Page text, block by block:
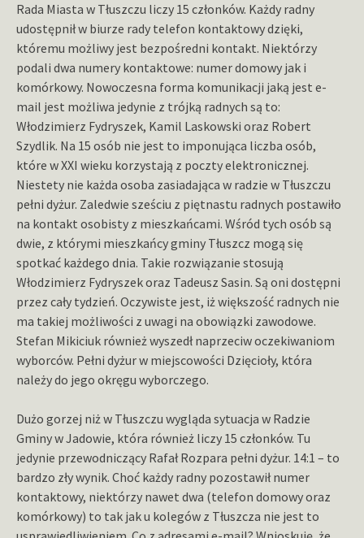
Rada Miasta w Tłuszczu liczy 15 członków. Każdy radny
udostępnił w biurze rady telefon kontaktowy dzięki,
któremu możliwy jest bezpośredni kontakt. Niektórzy
podali dwa numery kontaktowe: numer domowy jak i
komórkowy. Nowoczesna forma komunikacji jaką jest e-
mail jest możliwa jedynie z trójką radnych są to:
Włodzimierz Fydryszek, Kamil Laskowski oraz Robert
Szydlik. Na 15 osób nie jest to imponująca liczba osób,
które w XXI wieku korzystają z poczty elektronicznej.
Niestety nie każda osoba zasiadająca w radzie w Tłuszczu
pełni dyżur. Zaledwie sześciu z piętnastu radnych postawiło
na kontakt osobisty z mieszkańcami. Wśród tych osób są
dwie, z którymi mieszkańcy gminy Tłuszcz mogą się
spotkać każdego dnia. Takie rozwiązanie stosują
Włodzimierz Fydryszek oraz Tadeusz Sasin. Są oni dostępni
przez cały tydzień. Oczywiste jest, iż większość radnych nie
ma takiej możliwości z uwagi na obowiązki zawodowe.
Stefan Mikiciuk również wyszedł naprzeciw oczekiwaniom
wyborców. Pełni dyżur w miejscowości Dzięcioły, która
należy do jego okręgu wyborczego.
Dużo gorzej niż w Tłuszczu wygląda sytuacja w Radzie
Gminy w Jadowie, która również liczy 15 członków. Tu
jedynie przewodniczący Rafał Rozpara pełni dyżur. 14:1 – to
bardzo zły wynik. Choć każdy radny pozostawił numer
kontaktowy, niektórzy nawet dwa (telefon domowy oraz
komórkowy) to tak jak u kolegów z Tłuszcza nie jest to